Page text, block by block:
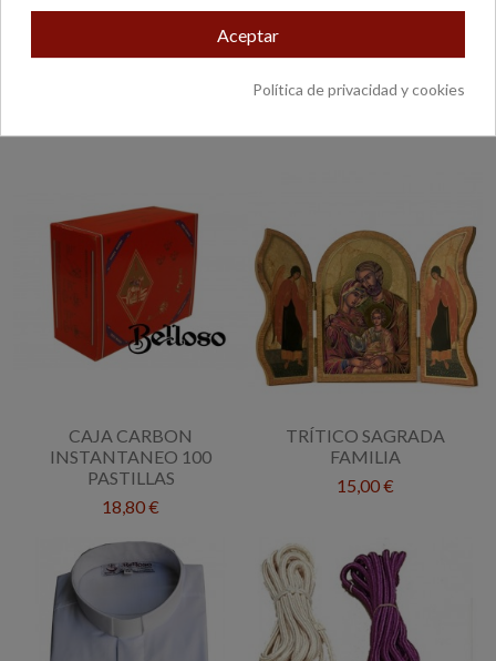
CAMISA CLERGYMAN
CAMISA CLERGYMAN
LARGA
CAJA CARBON
INSTANTANEO 100
PASTILLAS
18,80 €
TRÍTICO SAGRADA
FAMILIA
15,00 €
Aceptar
Política de privacidad y cookies